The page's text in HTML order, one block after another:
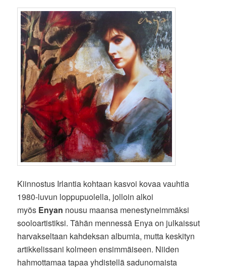
Kiinnostus Irlantia kohtaan kasvoi kovaa vauhtia
1980-luvun loppupuolella, jolloin alkoi
myös Enyan nousu maansa menestyneimmäksi
sooloartistiksi. Tähän mennessä Enya on julkaissut
harvakseltaan kahdeksan albumia, mutta keskityn
artikkelissani kolmeen ensimmäiseen. Niiden
hahmottamaa tapaa yhdistellä sadunomaista